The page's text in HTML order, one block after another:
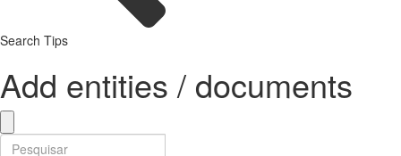
Search Tips
Add entities / documents